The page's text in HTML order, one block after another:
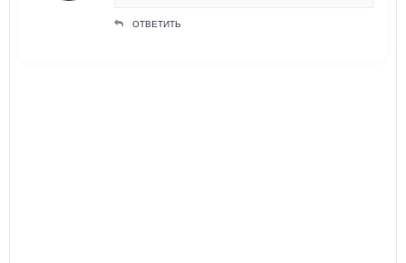
ОТВЕТИТЬ